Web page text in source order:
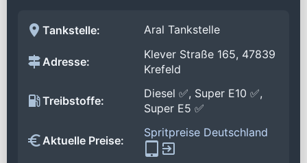
Tankstelle: Aral Tankstelle
Adresse:
Klever Straße 165, 47839
Krefeld
Treibstoffe:
Diesel ✅, Super E10 ✅,
Super E5 ✅
Aktuelle Preise:
Spritpreise Deutschland